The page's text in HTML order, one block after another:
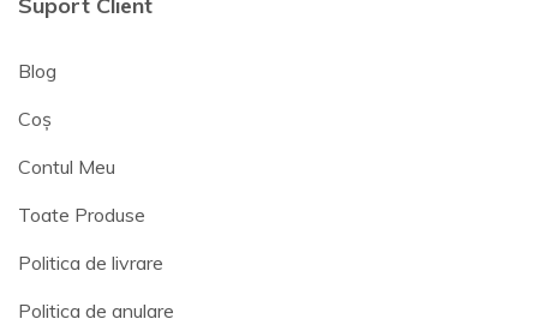
Suport Client
Blog
Coș
Contul Meu
Toate Produse
Politica de livrare
Politica de anulare